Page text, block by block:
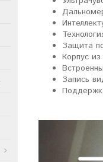
Защита
Корпус
Запись